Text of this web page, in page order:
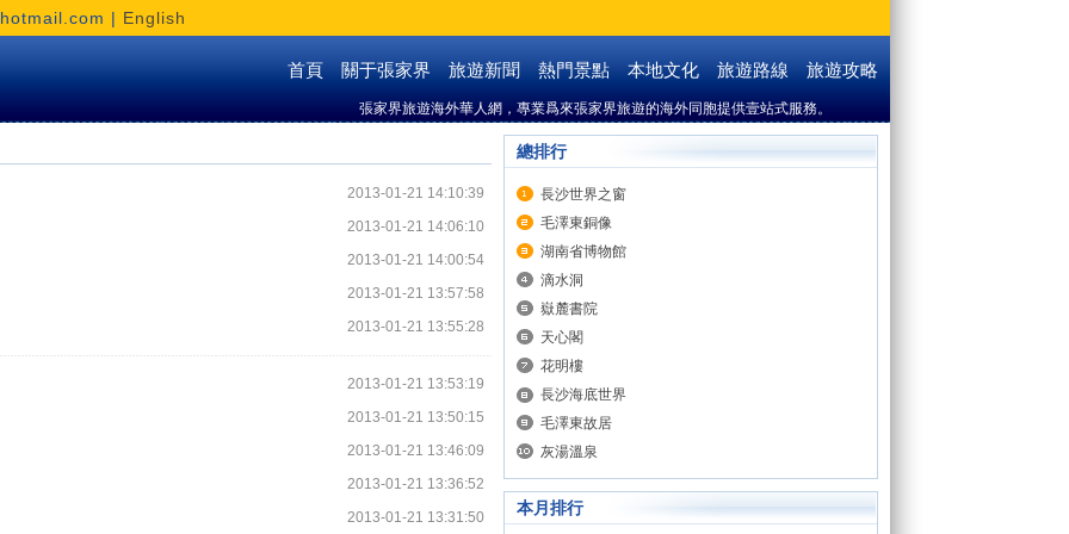
| English
首頁 關于張家界 旅遊新聞 熱門景點 本地文化 旅遊路線 旅遊攻略
張家界旅遊海外華人網，專業爲來張家界旅遊的海外同胞提供壹站式服務。
2013-01-21 14:10:39
2013-01-21 14:06:10
2013-01-21 14:00:54
2013-01-21 13:57:58
2013-01-21 13:55:28
2013-01-21 13:53:19
2013-01-21 13:50:15
2013-01-21 13:46:09
2013-01-21 13:36:52
2013-01-21 13:31:50
總排行
長沙世界之窗
毛澤東銅像
湖南省博物館
滴水洞
嶽麓書院
天心閣
花明樓
長沙海底世界
毛澤東故居
灰湯溫泉
本月排行